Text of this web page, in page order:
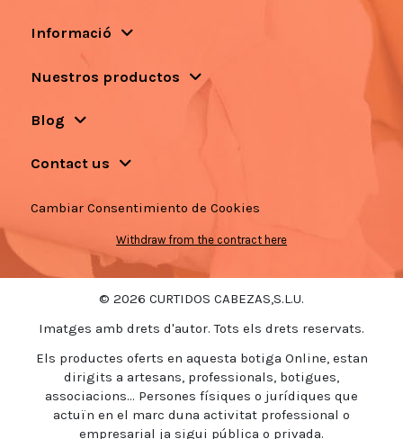
Informació
Nuestros productos
Blog
Contact us
Cambiar Consentimiento de Cookies
Withdraw from the contract here
© 2026 CURTIDOS CABEZAS,S.L.U.
Imatges amb drets d'autor. Tots els drets reservats.
Els productes oferts en aquesta botiga Online, estan
dirigits a artesans, professionals, botigues,
associacions... Persones físiques o jurídiques que
actuïn en el marc duna activitat professional o
empresarial ja sigui pública o privada.